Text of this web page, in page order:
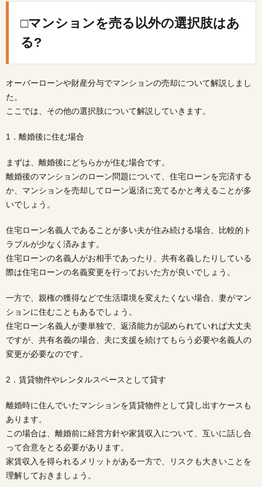
□マンションを売る以外の選択肢はあ
る?
オーバーローンや財産分与でマンションの売却について解説しまし
た。
ここでは、その他の選択肢について解説していきます。
1．離婚後に住む場合
まずは、離婚後にどちらかが住む場合です。
離婚後のマンションのローン問題について、住宅ローンを完済する
か、マンションを売却してローン返済に充てるかと考えることが多
いでしょう。
住宅ローン名義人であることが多い夫が住み続ける場合、比較的ト
ラブルが少なく済みます。
住宅ローンの名義人がお相手であったり、共有名義したりしている
際は住宅ローンの名義変更を行っておいた方が良いでしょう。
一方で、親権の獲得などで生活環境を変えたくない場合、妻がマン
ションに住むこともあるでしょう。
住宅ローン名義人が妻単独で、返済能力が認められていれば大丈夫
ですが、共有名義の場合、夫に支援を続けてもらう必要や名義人の
変更が必要なのです。
2．賃貸物件やレンタルスペースとして貸す
離婚時に住んでいたマンションを賃貸物件として貸し出すケースも
あります。
この場合は、離婚前に経営方針や家賃収入について、互いに話し合
って合意をとる必要があります。
家賃収入を得られるメリットがある一方で、リスクも大きいことを
理解しておきましょう。